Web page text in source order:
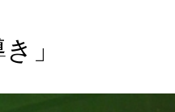
業経営のバイブル！無料
」